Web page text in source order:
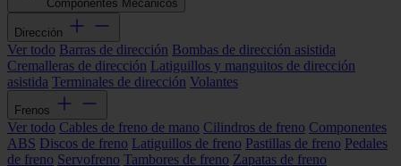
Componentes Mecánicos
Dirección
Ver todo Barras de dirección Bombas de dirección asistida
Cremalleras de dirección Latiguillos y manguitos de dirección
asistida Terminales de dirección Volantes
Frenos
Ver todo Cables de freno de mano Cilindros de freno Componentes
ABS Discos de freno Latiguillos de freno Pastillas de freno Pedales
de freno Servofreno Tambores de freno Zapatas de freno